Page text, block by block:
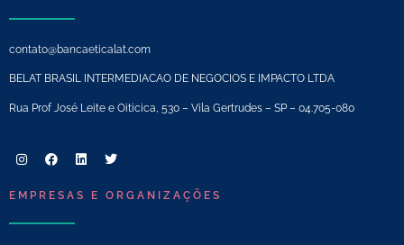
contato@bancaeticalat.com
BELAT BRASIL INTERMEDIACAO DE NEGOCIOS E IMPACTO LTDA
Rua Prof José Leite e Oiticica, 530 – Vila Gertrudes – SP – 04.705-080
EMPRESAS E ORGANIZAÇÕES